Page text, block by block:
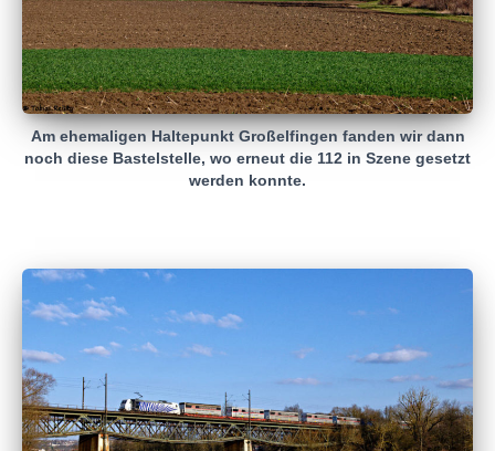
Am ehemaligen Haltepunkt Großelfingen fanden wir dann
noch diese Bastelstelle, wo erneut die 112 in Szene gesetzt
werden konnte.